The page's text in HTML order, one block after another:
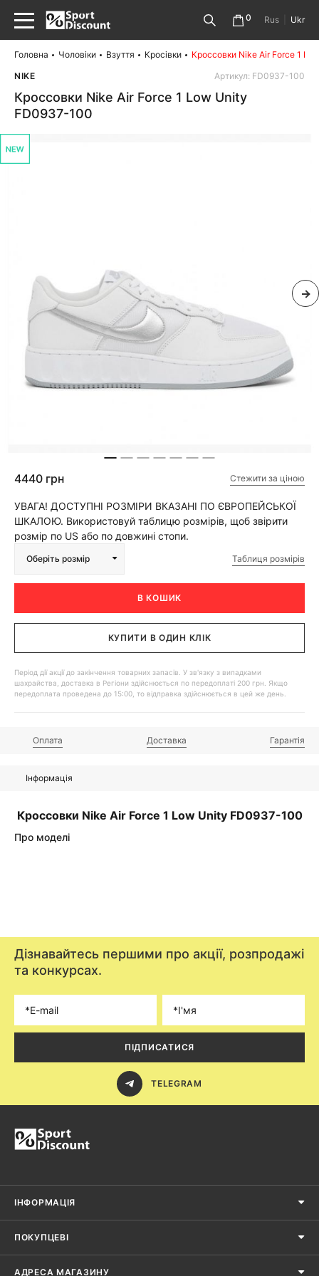
0 Rus Ukr
Головна Чоловіки Взуття Кросівки
Кроссовки Nike Air Force 1
NIKE
Артикул: FD0937-100
Кроссовки Nike Air Force 1 Low Unity
FD0937-100
4440 грн Стежити за ціною
УВАГА! ДОСТУПНІ РОЗМІРИ ВКАЗАНІ ПО ЄВРОПЕЙСЬКОЇ
ШКАЛОЮ. Використовуй таблицю розмірів, щоб звірити
розмір по US або по довжині стопи.
Оберіть розмір Таблиця розмірів
В КОШИК
КУПИТИ В ОДИН КЛІК
Період дії акції до закінчення товарних запасів. У зв'язку з випадками
шахрайства, доставка в Регіони здійснюється по передоплаті 200 грн. Якщо
передоплата проведена до 15:00, то відправка здійснюється в цей же день.
Оплата Доставка Гарантія
Інформація
Кроссовки Nike Air Force 1 Low Unity FD0937-100
Про моделі
Дізнавайтесь першими про акції, розпродажі
та конкурсах.
ПІДПИСАТИСЯ
TELEGRAM
ІНФОРМАЦІЯ
ПОКУПЦЕВІ
АДРЕСА МАГАЗИНУ